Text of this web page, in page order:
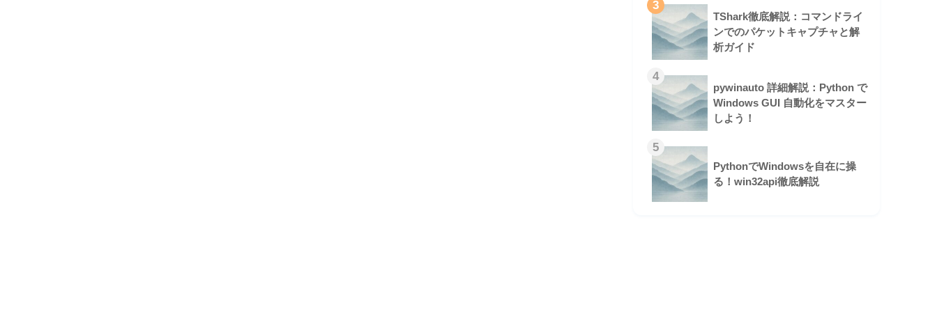
3
TShark徹底解説：コマンドライ
ンでのパケットキャプチャと解
析ガイド
4
pywinauto 詳細解説：Python で
Windows GUI 自動化をマスター
しよう！
5
PythonでWindowsを自在に操
る！win32api徹底解説